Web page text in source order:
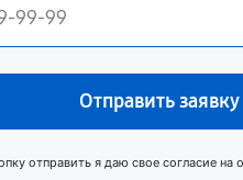
Отправить заявку
отправить я даю свое согласие на